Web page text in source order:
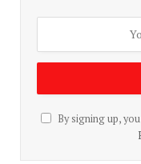
By signing up,